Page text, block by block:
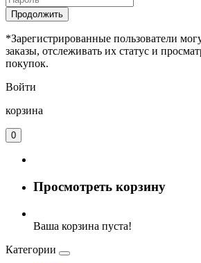
Продолжить
*Зарегистрированные пользователи
заказы, отслеживать их статус и
покупок.
Войти
корзина
0
Просмотреть корзину
Ваша корзина пуста!
Категории